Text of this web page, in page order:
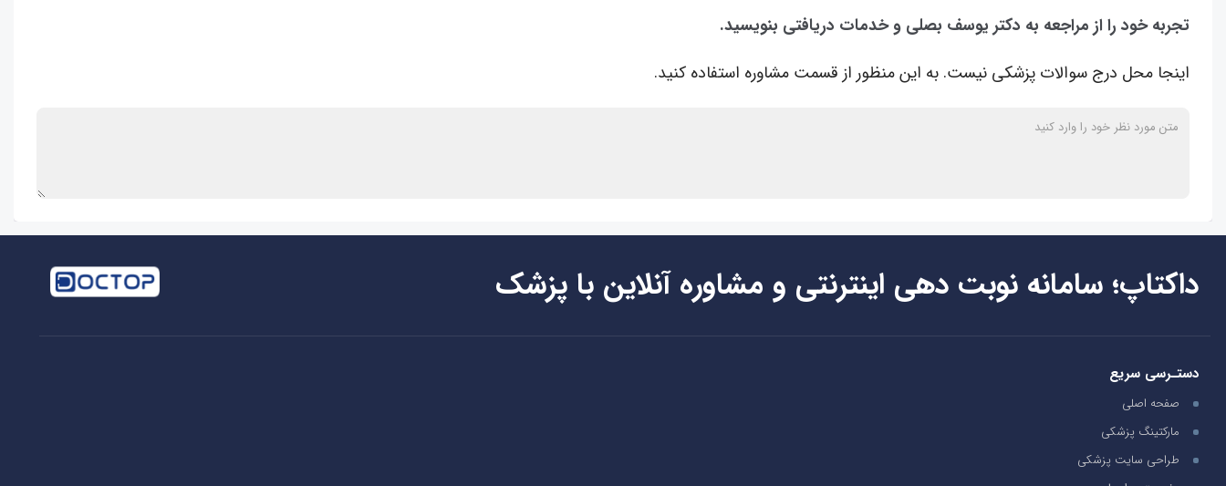
تجربه خود را از مراجعه به دکتر یوسف بصلی و خدمات دریافتی بنویسید.
اینجا محل درج سوالات پزشکی نیست. به این منظور از قسمت مشاوره استفاده کنید.
داکتاپ؛ سامانه نوبت دهی اینترنتی و مشاوره آنلاین با پزشک
دستـرسی سریع
صفحه اصلی
مارکتینگ پزشکی
طراحی سایت پزشکی